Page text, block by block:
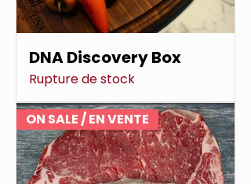
DNA Discovery Box
Rupture de stock
ON SALE / EN VENTE